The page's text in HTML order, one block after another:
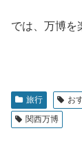
では、万博を
旅行 お
関西万博